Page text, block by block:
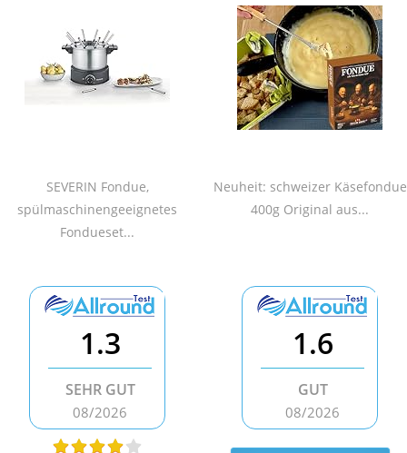
SEVERIN Fondue,
spülmaschinengeeignetes
Fondueset...
Neuheit: schweizer Käsefondue
400g Original aus...
1.3
SEHR GUT
08/2026
1.6
GUT
08/2026